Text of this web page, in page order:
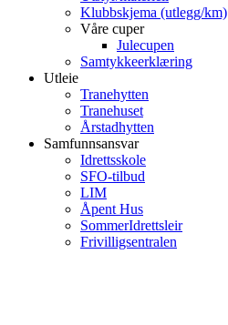
Klubbskjema (utlegg/km)
Våre cuper
Julecupen
Samtykkeerklæring
Utleie
Tranehytten
Tranehuset
Årstadhytten
Samfunnsansvar
Idrettsskole
SFO-tilbud
LIM
Åpent Hus
SommerIdrettsleir
Frivilligsentralen